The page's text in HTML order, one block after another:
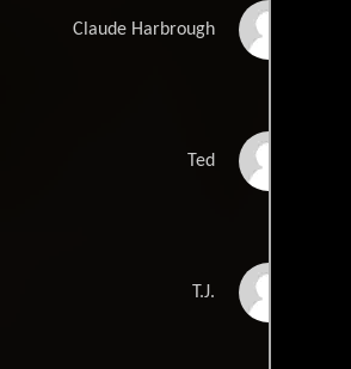
Claude Harbrough
Ted
T.J.